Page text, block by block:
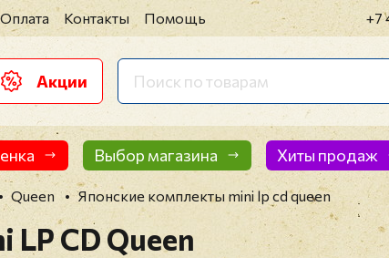
Оплата Контакты Помощь +7
Акции
Выбор магазина Хиты продаж
Queen Японские комплекты mini lp cd queen
CD Queen